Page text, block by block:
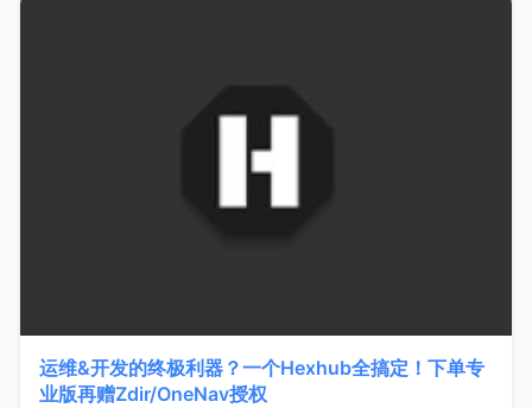
运维&开发的终极利器？一个Hexhub全搞定！下单专
业版再赠Zdir/OneNav授权